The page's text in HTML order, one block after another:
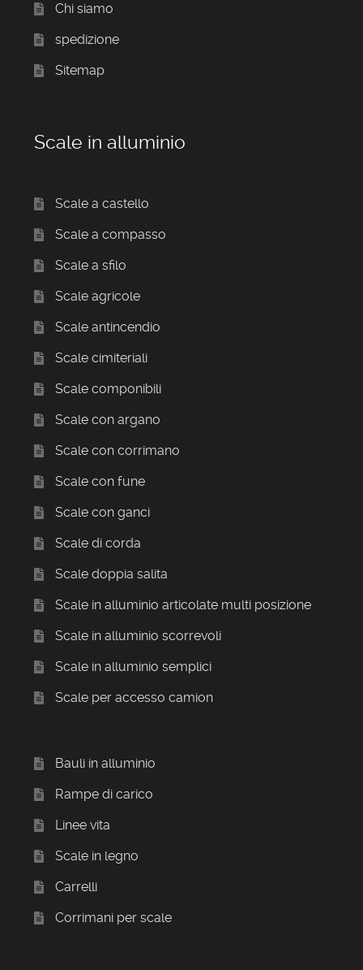
Chi siamo
spedizione
Sitemap
Scale in alluminio
Scale a castello
Scale a compasso
Scale a sfilo
Scale agricole
Scale antincendio
Scale cimiteriali
Scale componibili
Scale con argano
Scale con corrimano
Scale con fune
Scale con ganci
Scale di corda
Scale doppia salita
Scale in alluminio articolate multi posizione
Scale in alluminio scorrevoli
Scale in alluminio semplici
Scale per accesso camion
Bauli in alluminio
Rampe di carico
Linee vita
Scale in legno
Carrelli
Corrimani per scale